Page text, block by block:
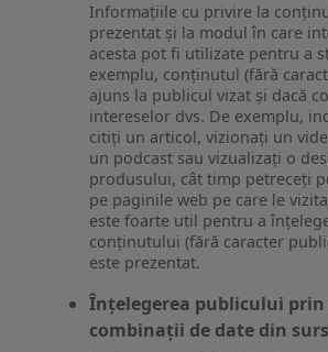
Informațiile cu privire la
prezentat și la modul în care
acesta pot fi utilizate pentru a
exemplu, conținutul (fără
ajuns la publicul vizat și dacă
intereselor dvs. De exemplu,
citiți un articol, vizionați un
un podcast sau vizualizați o
produsului, cât timp petreceți
pe paginile web pe care le
este foarte util pentru a
conținutului (fără caracter
este prezentat.
Înțelegerea publicului
combinații de date din